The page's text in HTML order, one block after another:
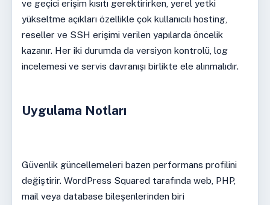
ve geçici erişim kısıtı gerektirirken, yerel yetki
yükseltme açıkları özellikle çok kullanıcılı hosting,
reseller ve SSH erişimi verilen yapılarda öncelik
kazanır. Her iki durumda da versiyon kontrolü, log
incelemesi ve servis davranışı birlikte ele alınmalıdır.
Uygulama Notları
Güvenlik güncellemeleri bazen performans profilini
değiştirir. WordPress Squared tarafında web, PHP,
mail veya database bileşenlerinden biri